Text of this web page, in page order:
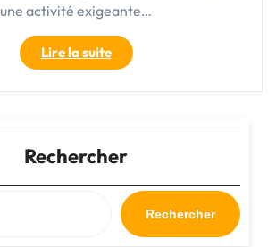
une activité exigeante…
Lire la suite"Chaussures
de
Trail
Femme
:
Alliez
Confort
et
Performance
Rechercher
Rechercher